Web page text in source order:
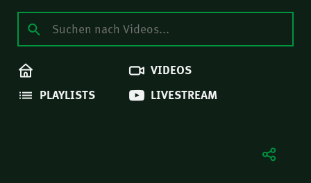
VIDEOS
PLAYLISTS
LIVESTREAM